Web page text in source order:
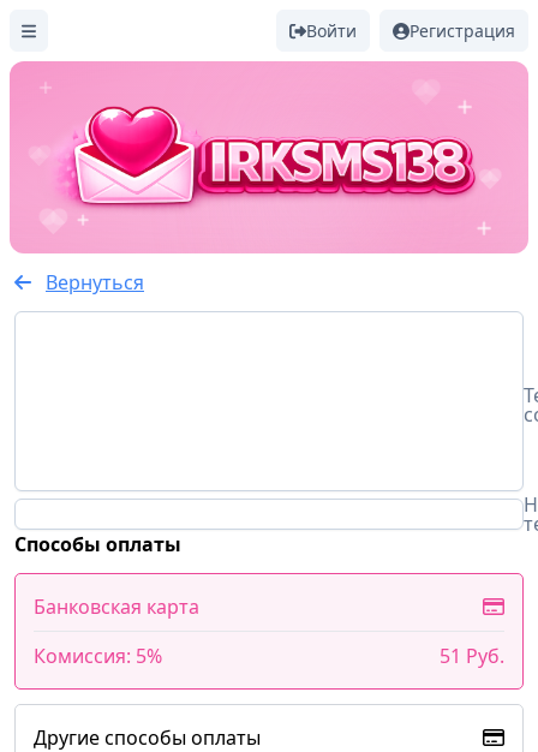
Войти Регистрация
Вернуться
Способы оплаты
Банковская карта
Комиссия: 5%
51 Руб.
Другие способы оплаты